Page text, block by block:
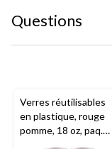
Questions
Verres réutilisables
en plastique, rouge
pomme, 18 oz, paq.
200, pour Noël/Action